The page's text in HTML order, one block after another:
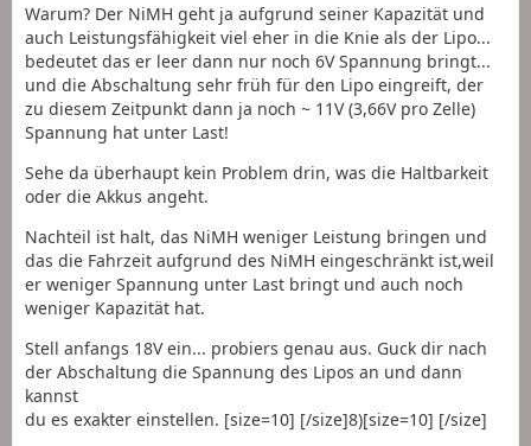
Warum? Der NiMH geht ja aufgrund seiner Kapazität und
auch Leistungsfähigkeit viel eher in die Knie als der Lipo...
bedeutet das er leer dann nur noch 6V Spannung bringt...
und die Abschaltung sehr früh für den Lipo eingreift, der
zu diesem Zeitpunkt dann ja noch ~ 11V (3,66V pro Zelle)
Spannung hat unter Last!
Sehe da überhaupt kein Problem drin, was die Haltbarkeit
oder die Akkus angeht.
Nachteil ist halt, das NiMH weniger Leistung bringen und
das die Fahrzeit aufgrund des NiMH eingeschränkt ist,weil
er weniger Spannung unter Last bringt und auch noch
weniger Kapazität hat.
Stell anfangs 18V ein... probiers genau aus. Guck dir nach
der Abschaltung die Spannung des Lipos an und dann
kannst
du es exakter einstellen. [size=10] [/size]8)[size=10] [/size]